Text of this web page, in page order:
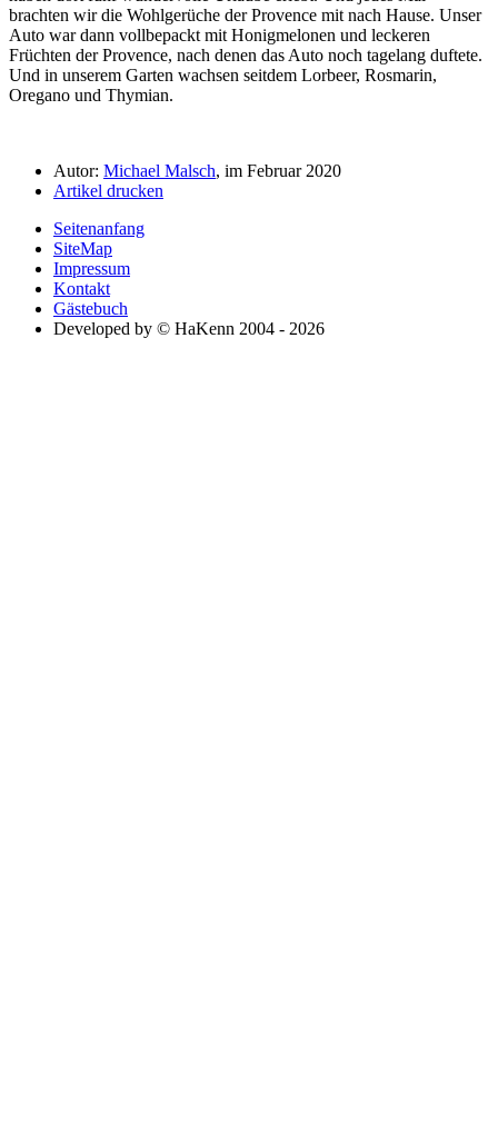
brachten wir die Wohlgerüche der Provence mit nach Hause. Unser
Auto war dann vollbepackt mit Honigmelonen und leckeren
Früchten der Provence, nach denen das Auto noch tagelang duftete.
Und in unserem Garten wachsen seitdem Lorbeer, Rosmarin,
Oregano und Thymian.
Autor: Michael Malsch, im Februar 2020
Artikel drucken
Seitenanfang
SiteMap
Impressum
Kontakt
Gästebuch
Developed by © HaKenn 2004 - 2026